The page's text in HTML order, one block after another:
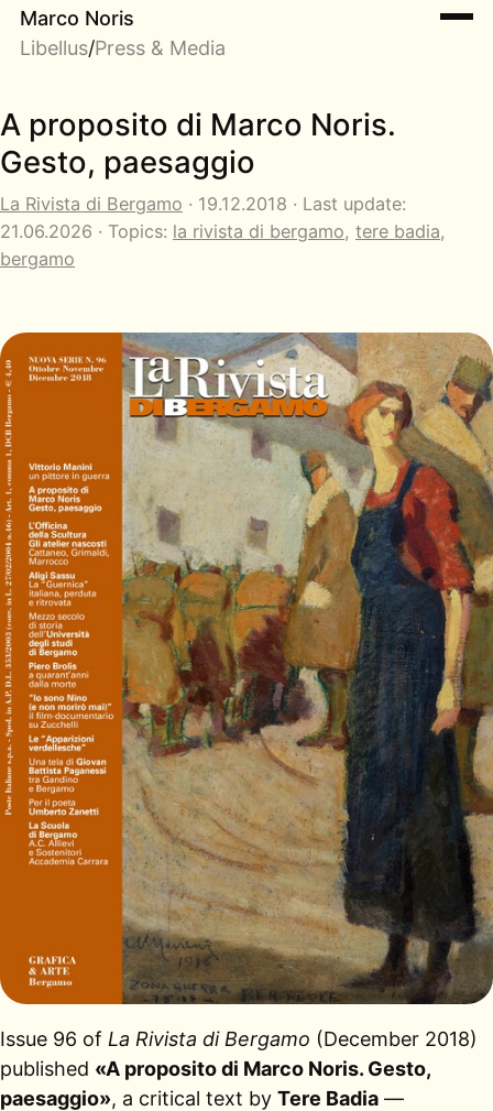
Marco Noris
Libellus/Press & Media
A proposito di Marco Noris.
Gesto, paesaggio
La Rivista di Bergamo · 19.12.2018 · Last update:
21.06.2026 · Topics: la rivista di bergamo, tere badia,
bergamo
Issue 96 of La Rivista di Bergamo (December 2018)
published «A proposito di Marco Noris. Gesto,
paesaggio», a critical text by Tere Badia —